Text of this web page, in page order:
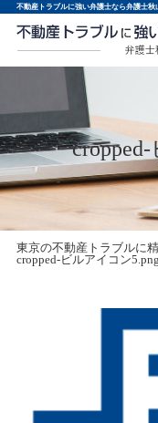
不動産トラブルに強い弁護士なら弁護士秋
東京の不動産トラブルに
cropped-ビルアイコン5.png